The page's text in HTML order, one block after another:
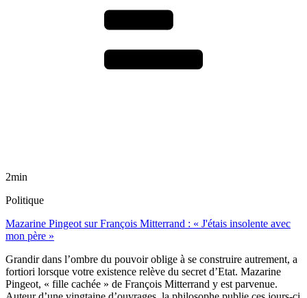
2min
Politique
Mazarine Pingeot sur François Mitterrand : « J'étais insolente avec
mon père »
Grandir dans l’ombre du pouvoir oblige à se construire autrement, a
fortiori lorsque votre existence relève du secret d’Etat. Mazarine
Pingeot, « fille cachée » de François Mitterrand y est parvenue.